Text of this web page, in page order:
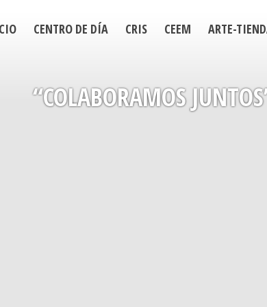
CENTRO DE DÍA CRIS CEEM ARTE-
“COLABORAMOS